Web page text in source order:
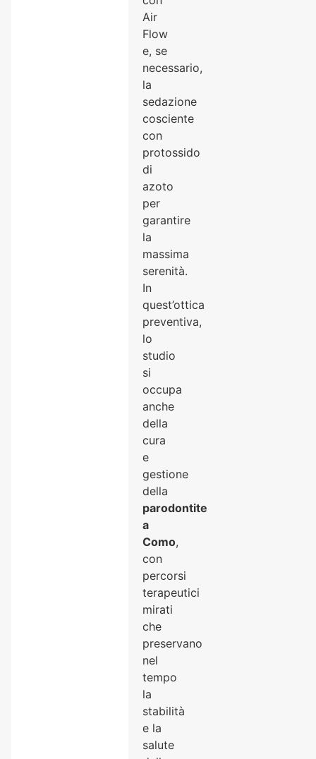
Air
Flow
e, se
necessario,
la
sedazione
cosciente
con
protossido
di
azoto
per
garantire
la
massima
serenità.
In
quest’ottica
preventiva,
lo
studio
si
occupa
anche
della
cura
e
gestione
della
parodontite
a
Como,
con
percorsi
terapeutici
mirati
che
preservano
nel
tempo
la
stabilità
e la
salute